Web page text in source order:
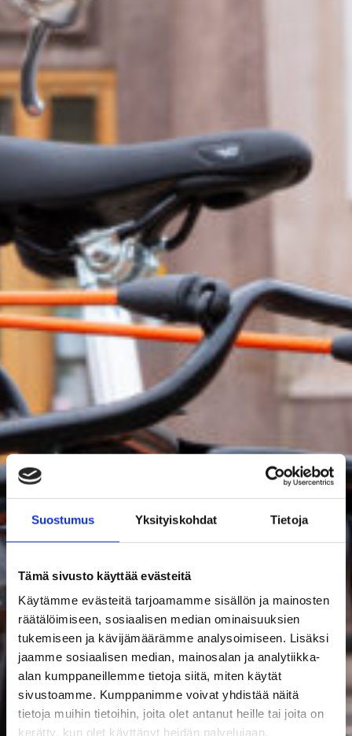
Suostumus Yksityiskohdat Tietoja
Tämä sivusto käyttää evästeitä
Käytämme evästeitä tarjoamamme sisällön ja mainosten
räätälöimiseen, sosiaalisen median ominaisuuksien
tukemiseen ja kävijämäärämme analysoimiseen. Lisäksi
jaamme sosiaalisen median, mainosalan ja analytiikka-
alan kumppaneillemme tietoja siitä, miten käytät
sivustoamme. Kumppanimme voivat yhdistää näitä
tietoja muihin tietoihin, joita olet antanut heille tai joita on
kerätty, kun olet käyttänyt heidän palvelujaan.